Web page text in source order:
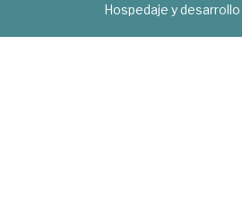
Hospedaje y desarrollo